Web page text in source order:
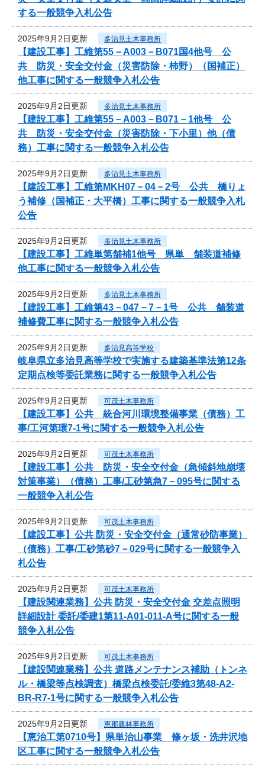
する一般競争入札公告
2025年9月2日更新 多治見土木事務所
【建設工事】工維第55－A003－B071国4他号 公
共 防災・安全交付金（災害防除・柿野）（国補正）
他工事に関する一般競争入札公告
2025年9月2日更新 多治見土木事務所
【建設工事】工維第55－A003－B071－1他号 公
共 防災・安全交付金（災害防除・下小里）他（債
務）工事に関する一般競争入札公告
2025年9月2日更新 多治見土木事務所
【建設工事】工維第MKH07－04－2号 公共 橋りょ
う補修（国補正・大平橋）工事に関する一般競争入札
公告
2025年9月2日更新 多治見土木事務所
【建設工事】工維単第舗補1他号 県単 舗装道補修
他工事に関する一般競争入札公告
2025年9月2日更新 多治見土木事務所
【建設工事】工維第43－047－7－1号 公共 舗装道
補修費工事に関する一般競争入札公告
2025年9月2日更新 多治見高等学校
岐阜県立多治見高等学校で実施する建築基準法第12条
定期点検等委託業務に関する一般競争入札公告
2025年9月2日更新 可茂土木事務所
【建設工事】公共 統合河川環境整備事業（債務）工
事/工河第環7-1号に関する一般競争入札公告
2025年9月2日更新 可茂土木事務所
【建設工事】公共 防災・安全交付金（急傾斜地崩壊
対策事業）（債務）工事/工砂第急7－095号に関する
一般競争入札公告
2025年9月2日更新 可茂土木事務所
【建設工事】公共 防災・安全交付金（通常砂防事業）
（債務）工事/工砂第砂7－029号に関する一般競争入
札公告
2025年9月2日更新 可茂土木事務所
【建設関連業務】公共 防災・安全交付金 交差点照明
詳細設計 委託/委建1第11-A01-011-A号に関する一般
競争入札公告
2025年9月2日更新 可茂土木事務所
【建設関連業務】公共 道路メンテナンス補助（トンネ
ル・橋梁等点検調査）橋梁点検委託/委維3第48-A2-
BR-R7-1号に関する一般競争入札公告
2025年9月2日更新 恵那農林事務所
【恵治工第0710号】県単治山事業 條ヶ坂・洗井沢地
区工事に関する一般競争入札公告